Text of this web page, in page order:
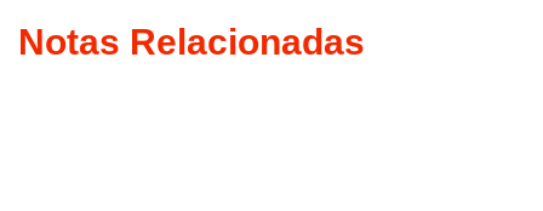
Notas Relacionadas